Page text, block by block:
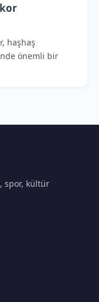
haşhaş
önemli bir
spor, kültür